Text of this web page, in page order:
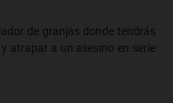
de granjas donde tendrás
atrapar a un asesino en serie